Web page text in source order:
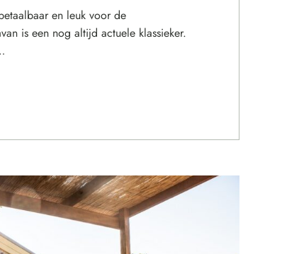
en leuk voor de
is een nog altijd actuele klassieker.